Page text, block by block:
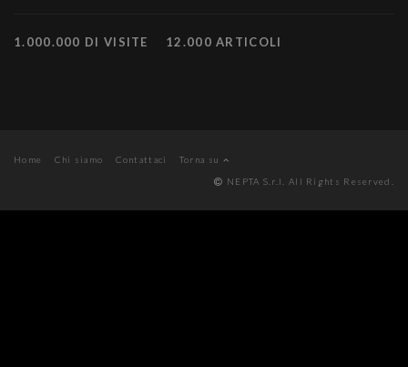
1.000.000 DI VISITE 12.000 ARTICOLI
Home Chi siamo Contattaci
Torna su
NEPTA S.r.l. All Rights Reserved.